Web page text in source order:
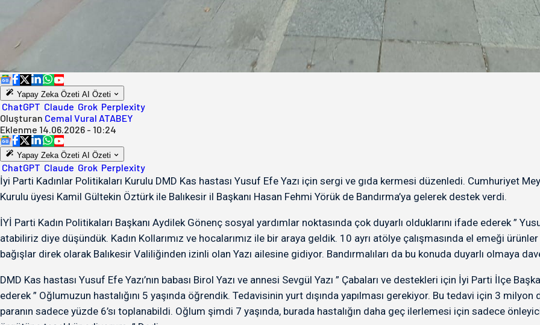
Yapay Zeka Özeti AI Özeti
ChatGPT Claude Grok Perplexity
Oluşturan Cemal Vural ATABEY
Eklenme 14.06.2026 - 10:24
Yapay Zeka Özeti AI Özeti
ChatGPT Claude Grok Perplexity
İyi Parti Kadınlar Politikaları Kurulu DMD Kas hastası Yusuf Efe Yazı için sergi ve gıda kermesi düzenledi. Cumhuriyet
Kurulu üyesi Kamil Gültekin Öztürk ile Balıkesir il Başkanı Hasan Fehmi Yörük de Bandırma’ya gelerek destek verdi.
İYİ Parti Kadın Politikaları Başkanı Aydilek Gönenç sosyal yardımlar noktasında çok duyarlı olduklarını ifade ederek ”
atabiliriz diye düşündük. Kadın Kollarımız ve hocalarımız ile bir araya geldik. 10 ayrı atölye çalışmasında el emeği
bağışlar direk olarak Balıkesir Valiliğinden izinli olan Yazı ailesine gidiyor. Bandırmalıları da bu konuda duyarlı olmaya
DMD Kas hastası Yusuf Efe Yazı’nın babası Birol Yazı ve annesi Sevgül Yazı ” Çabaları ve destekleri için İyi Parti İlçe
ederek ” Oğlumuzun hastalığını 5 yaşında öğrendik. Tedavisinin yurt dışında yapılması gerekiyor. Bu tedavi için 3
paranın sadece yüzde 6’sı toplanabildi. Oğlum şimdi 7 yaşında, burada hastalığın daha geç ilerlemesi için sadece